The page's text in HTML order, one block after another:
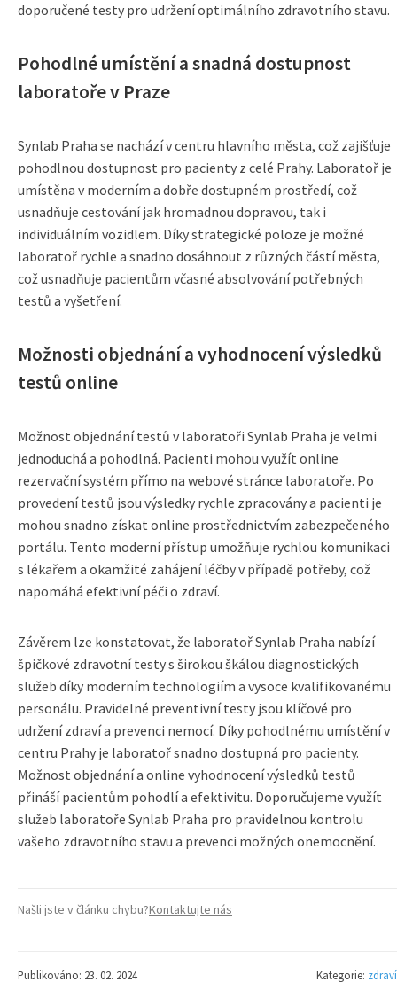
doporučené testy pro udržení optimálního zdravotního stavu.
Pohodlné umístění a snadná dostupnost
laboratoře v Praze
Synlab Praha se nachází v centru hlavního města, což zajišťuje
pohodlnou dostupnost pro pacienty z celé Prahy. Laboratoř je
umístěna v moderním a dobře dostupném prostředí, což
usnadňuje cestování jak hromadnou dopravou, tak i
individuálním vozidlem. Díky strategické poloze je možné
laboratoř rychle a snadno dosáhnout z různých částí města,
což usnadňuje pacientům včasné absolvování potřebných
testů a vyšetření.
Možnosti objednání a vyhodnocení výsledků
testů online
Možnost objednání testů v laboratoři Synlab Praha je velmi
jednoduchá a pohodlná. Pacienti mohou využít online
rezervační systém přímo na webové stránce laboratoře. Po
provedení testů jsou výsledky rychle zpracovány a pacienti je
mohou snadno získat online prostřednictvím zabezpečeného
portálu. Tento moderní přístup umožňuje rychlou komunikaci
s lékařem a okamžité zahájení léčby v případě potřeby, což
napomáhá efektivní péči o zdraví.
Závěrem lze konstatovat, že laboratoř Synlab Praha nabízí
špičkové zdravotní testy s širokou škálou diagnostických
služeb díky moderním technologiím a vysoce kvalifikovanému
personálu. Pravidelné preventivní testy jsou klíčové pro
udržení zdraví a prevenci nemocí. Díky pohodlnému umístění v
centru Prahy je laboratoř snadno dostupná pro pacienty.
Možnost objednání a online vyhodnocení výsledků testů
přináší pacientům pohodlí a efektivitu. Doporučujeme využít
služeb laboratoře Synlab Praha pro pravidelnou kontrolu
vašeho zdravotního stavu a prevenci možných onemocnění.
Našli jste v článku chybu?Kontaktujte nás
Publikováno: 23. 02. 2024 Kategorie: zdraví